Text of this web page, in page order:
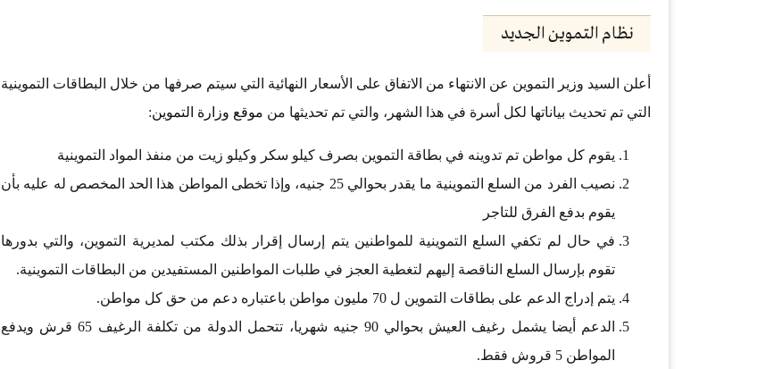
نظام التموين الجديد
أعلن السيد وزير التموين عن الانتهاء من الاتفاق على الأسعار النهائية التي سيتم صرفها من خلال البطاقات التموينية
التي تم تحديث بياناتها لكل أسرة في هذا الشهر، والتي تم تحديثها من موقع وزارة التموين:
يقوم كل مواطن تم تدوينه في بطاقة التموين بصرف كيلو سكر وكيلو زيت من منفذ المواد التموينية
نصيب الفرد من السلع التموينية ما يقدر بحوالي 25 جنيه، وإذا تخطى المواطن هذا الحد المخصص له عليه بأن
يقوم بدفع الفرق للتاجر
في حال لم تكفي السلع التموينية للمواطنين يتم إرسال إقرار بذلك مكتب لمديرية التموين، والتي بدورها
تقوم بإرسال السلع الناقصة إليهم لتغطية العجز في طلبات المواطنين المستفيدين من البطاقات التموينية.
يتم إدراج الدعم على بطاقات التموين ل 70 مليون مواطن باعتباره دعم من حق كل مواطن.
الدعم أيضا يشمل رغيف العيش بحوالي 90 جنيه شهريا، تتحمل الدولة من تكلفة الرغيف 65 قرش ويدفع
المواطن 5 قروش فقط.